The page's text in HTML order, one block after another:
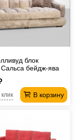
блок
бейдж-ява
В корзину